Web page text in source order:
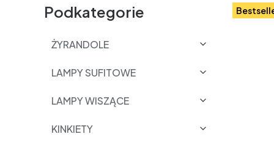
Podkategorie
ŻYRANDOLE
LAMPY SUFITOWE
LAMPY WISZĄCE
KINKIETY
Etykiety